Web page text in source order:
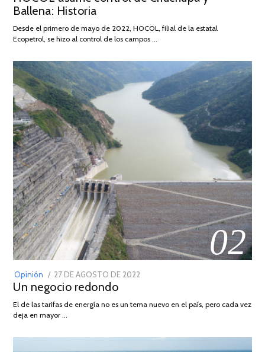
2026
Ballena: Historia
Desde el primero de mayo de 2022, HOCOL, filial de la estatal
Ecopetrol, se hizo al control de los campos …
02
Opinión
POSTED
ON
27 DE AGOSTO DE 2022
DE
Un negocio redondo
El de las tarifas de energía no es un tema nuevo en el país, pero cada vez
deja en mayor …